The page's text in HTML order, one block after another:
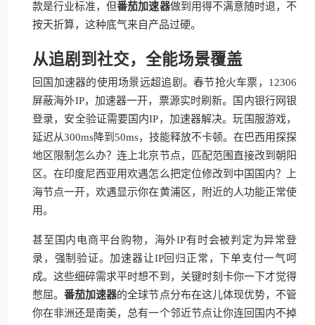
款是行业标准，但番茄加速器做到用得不满意随时退，不
按天折算，这种底气来自产品过硬。
从追剧到社交，全能场景覆盖
回国加速器的使用场景远超追剧。春节抢火车票，12306
屏蔽海外IP，加速器一开，票源实时刷新。国内银行网银
登录，安全验证需要国内IP，加速器解决。玩国服游戏，
延迟从300ms降到50ms，技能释放不卡顿。在巴西用探探
地区限制怎么办？连上北京节点，匹配范围直接改到朝阳
区。在印度尼西亚用欢遇怎么把定位修改到中国国内？上
海节点一开，欢遇显示你在黄浦区，附近的人功能正常使
用。
甚至国内电商平台购物，海外IP有时会被判定为异常登
录，强制验证。加速器让IP回归正常，下单支付一气呵
成。这些细碎需求平时想不到，关键时刻卡你一下才觉得
憋屈。番茄加速器的全球节点分布在这儿体现优势，不管
你在非洲还是南美，总有一个邻近节点让你连回国内不掉